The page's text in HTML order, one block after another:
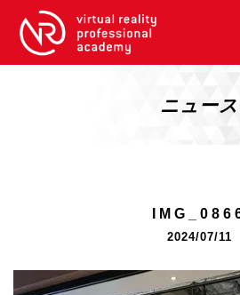
VRアカデミーとは
【2026年10月】ARエキスパートコ
【2026年10月】XRプロフェッショ
ニュース
2024/07/11